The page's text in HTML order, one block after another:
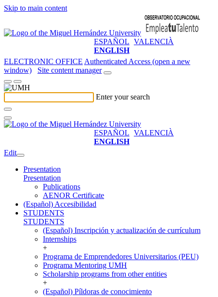
Skip to main content
ESPAÑOL VALENCIÀ
ENGLISH
ELECTRONIC OFFICE Authenticated Access (open a new
window)
Site content manager
Enter your search
ESPAÑOL VALENCIÀ
ENGLISH
Edit
Presentation
Presentation
Publications
AENOR Certificate
(Español) Accesibilidad
STUDENTS
STUDENTS
(Español) Inscripción y actualización de currículum
Internships
+
Programa de Emprendedores Universitarios (PEU)
Programa Mentoring UMH
Scholarship programs from other entities
+
(Español) Píldoras de conocimiento